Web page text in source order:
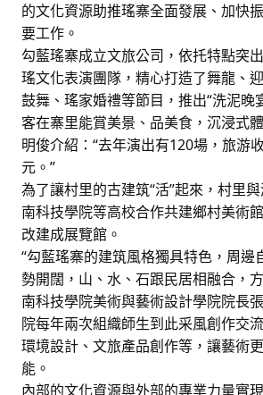
的文化資源助推瑤寨全面發展、加快
要工作。
勾藍瑤寨成立文旅公司，依托特點突
瑤文化表演團隊，精心打造了舞龍、
鼓舞、瑤家婚禮等節目，推出“洗泥晚
客在寨里能賞美景、品美食，沉浸式
明俊介紹：“去年演出有120場，旅游
元。”
為了讓村里的古建筑“活”起來，村里
南科技學院等高校合作共建鄉村美術
改建成展覽館。
“勾藍瑤寨的建筑風格獨具特色，周邊
勢開闊，山、水、石跟民居相融合，
南科技學院美術與藝術設計學院院長
院每年兩次組織師生到此采風創作交
環境設計、文旅產品創作等，讓藝術
能。
內部的文化資源與外部的專業力量實